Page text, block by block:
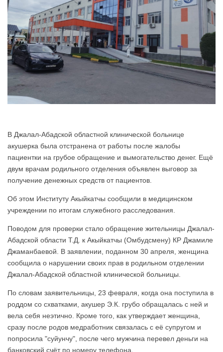
В Джалал-Абадской областной клинической больнице
акушерка была отстранена от работы после жалобы
пациентки на грубое обращение и вымогательство денег. Ещё
двум врачам родильного отделения объявлен выговор за
получение денежных средств от пациентов.
Об этом Институту Акыйкатчы сообщили в медицинском
учреждении по итогам служебного расследования.
Поводом для проверки стало обращение жительницы Джалал-
Абадской области Т.Д. к Акыйкатчы (Омбудсмену) КР Джамиле
Джаманбаевой. В заявлении, поданном 30 апреля, женщина
сообщила о нарушении своих прав в родильном отделении
Джалал-Абадской областной клинической больницы.
По словам заявительницы, 23 февраля, когда она поступила в
роддом со схватками, акушер Э.К. грубо обращалась с ней и
вела себя неэтично. Кроме того, как утверждает женщина,
сразу после родов медработник связалась с её супругом и
попросила "суйунчу", после чего мужчина перевел деньги на
банковский счёт по номеру телефона.